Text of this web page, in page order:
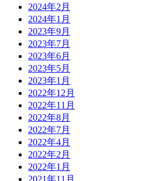
2024年2月
2024年1月
2023年9月
2023年7月
2023年6月
2023年5月
2023年1月
2022年12月
2022年11月
2022年8月
2022年7月
2022年4月
2022年2月
2022年1月
2021年11月